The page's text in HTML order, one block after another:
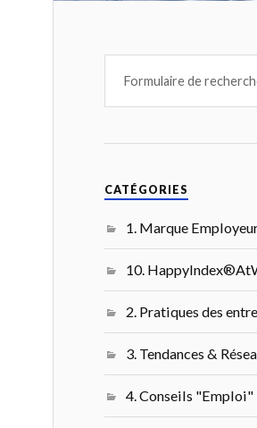
CATÉGORIES
1. Marque
10.
2. Pratiques des
3. Tendances &
4. Conseils "Emploi"